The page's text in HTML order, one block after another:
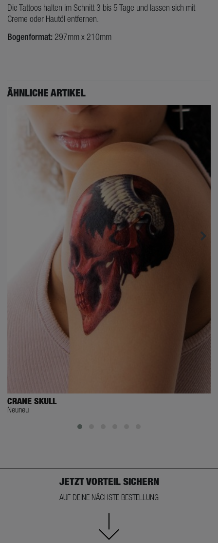
Die Tattoos halten im Schnitt 3 bis 5 Tage und lassen sich mit
Creme oder Hautöl entfernen.
Bogenformat: 297mm x 210mm
ÄHNLICHE ARTIKEL
CRANE SKULL
Neuneu
JETZT VORTEIL SICHERN
AUF DEINE NÄCHSTE BESTELLUNG